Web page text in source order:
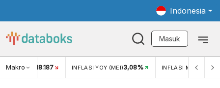
Indonesia
Masuk
Makro
USD/IDR 18.187 INFLASI YOY (MEI)3,08% INFLASI MOM (MEI)